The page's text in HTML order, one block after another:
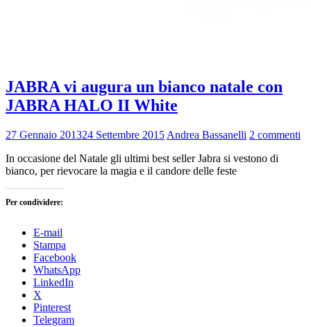
JABRA vi augura un bianco natale con
JABRA HALO II White
27 Gennaio 201324 Settembre 2015 Andrea Bassanelli 2 commenti
In occasione del Natale gli ultimi best seller Jabra si vestono di
bianco, per rievocare la magia e il candore delle feste
Per condividere:
E-mail
Stampa
Facebook
WhatsApp
LinkedIn
X
Pinterest
Telegram